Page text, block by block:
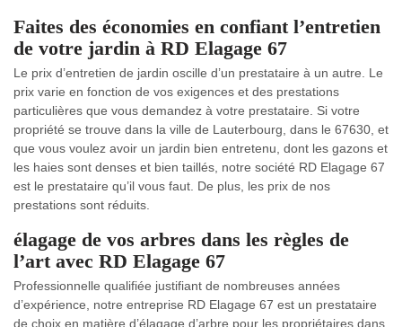
Faites des économies en confiant l’entretien
de votre jardin à RD Elagage 67
Le prix d’entretien de jardin oscille d’un prestataire à un autre. Le
prix varie en fonction de vos exigences et des prestations
particulières que vous demandez à votre prestataire. Si votre
propriété se trouve dans la ville de Lauterbourg, dans le 67630, et
que vous voulez avoir un jardin bien entretenu, dont les gazons et
les haies sont denses et bien taillés, notre société RD Elagage 67
est le prestataire qu’il vous faut. De plus, les prix de nos
prestations sont réduits.
élagage de vos arbres dans les règles de
l’art avec RD Elagage 67
Professionnelle qualifiée justifiant de nombreuses années
d’expérience, notre entreprise RD Elagage 67 est un prestataire
de choix en matière d’élagage d’arbre pour les propriétaires dans